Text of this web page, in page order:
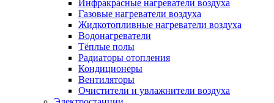
Инфракрасные нагреватели воздуха
Газовые нагреватели воздуха
Жидкотопливные нагреватели воздуха
Водонагреватели
Тёплые полы
Радиаторы отопления
Кондиционеры
Вентиляторы
Очистители и увлажнители воздуха